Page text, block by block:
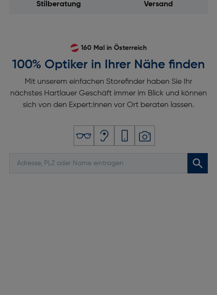
Stilberatung
Versand
160 Mal in Österreich
100% Optiker in Ihrer Nähe finden
Mit unserem einfachen Storefinder haben Sie Ihr
nächstes Hartlauer Geschäft immer im Blick und können
sich von den Expert:innen vor Ort beraten lassen.